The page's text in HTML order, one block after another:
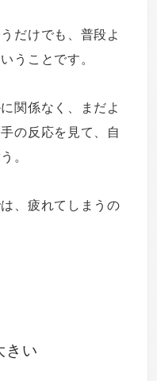
だけでも、普段よ
うことです。
関係なく、まだよ
の反応を見て、自
。
、疲れてしまうの
きい